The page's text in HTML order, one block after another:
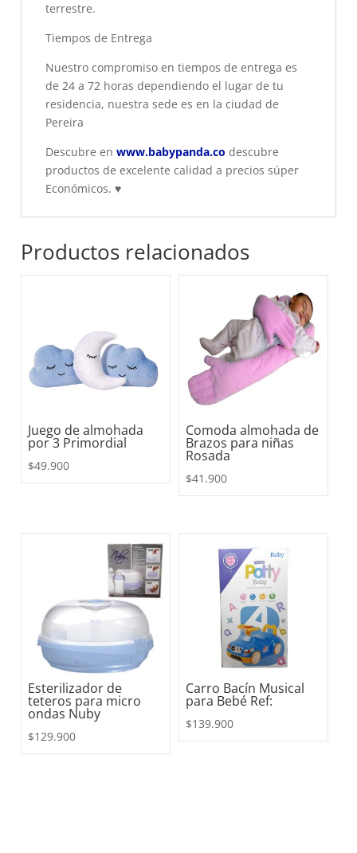
terrestre.
Tiempos de Entrega
Nuestro compromiso en tiempos de entrega es
de 24 a 72 horas dependiendo el lugar de tu
residencia, nuestra sede es en la ciudad de
Pereira
Descubre en www.babypanda.co descubre
productos de excelente calidad a precios súper
Económicos. ♥
Productos relacionados
Juego de almohada
por 3 Primordial
$49.900
Comoda almohada de
Brazos para niñas
Rosada
$41.900
Esterilizador de
teteros para micro
ondas Nuby
$129.900
Carro Bacín Musical
para Bebé Ref:
$139.900